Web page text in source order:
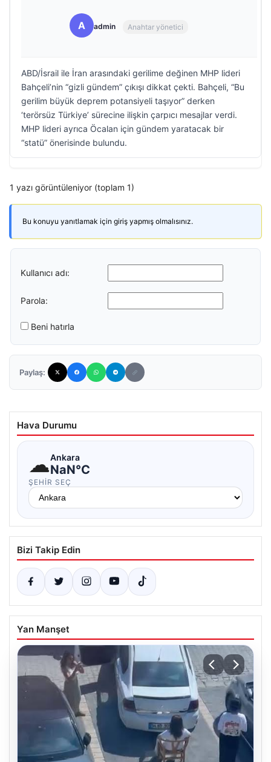
A admin Anahtar yönetici
ABD/İsrail ile İran arasındaki gerilime değinen MHP lideri
Bahçeli’nin “gizli gündem” çıkışı dikkat çekti. Bahçeli, “Bu
gerilim büyük deprem potansiyeli taşıyor” derken
‘terörsüz Türkiye’ sürecine ilişkin çarpıcı mesajlar verdi.
MHP lideri ayrıca Öcalan için gündem yaratacak bir
“statü” önerisinde bulundu.
1 yazı görüntüleniyor (toplam 1)
Bu konuyu yanıtlamak için giriş yapmış olmalısınız.
Kullanıcı adı:
Parola:
Beni hatırla
Paylaş:
Hava Durumu
☁Ankara
NaN°C
ŞEHIR SEÇ
Bizi Takip Edin
Yan Manşet